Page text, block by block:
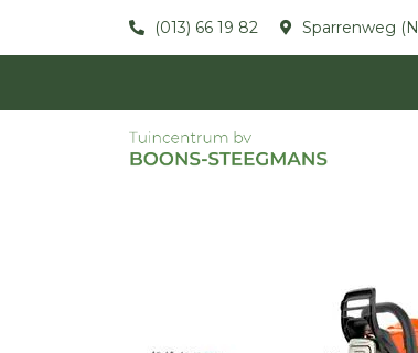
(013) 66 19 82 Sparrenweg